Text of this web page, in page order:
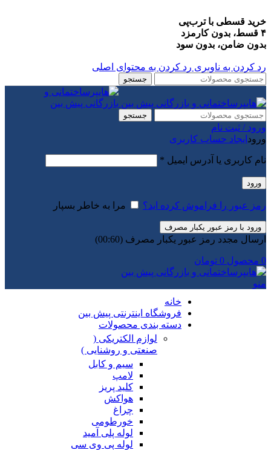
خرید قسطی با ترب‌پی
۴ قسط، بدون کارمزد
بدون ضامن، بدون سود
رد کردن به ناوبری رد کردن به محتوای اصلی
جستجو
جستجو
ورود / ثبت نام
ورود ایجاد حساب کاربری
نام کاربری یا آدرس ایمیل *
ورود
رمز عبور را فراموش کرده اید؟ مرا به خاطر بسپار
ورود با رمز عبور یکبار مصرف
ارسال مجدد رمز عبور یکبار مصرف (00:
60
)
0 محصول 0 تومان
منو
خانه
فروشگاه اینترنتی پیش بین
دسته بندی محصولات
لوازم الکتریکی (
صنعتی و روشنایی )
سیم و کابل
لامپ
کلید پریز
هواکش
چراغ
خورطومی
لوله پلی آمید
لوله پی وی سی